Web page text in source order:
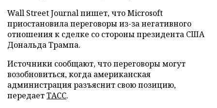
Wall Street Journal пишет, что Microsoft
приостановила переговоры из-за негативного
отношения к сделке со стороны президента США
Дональда Трампа.
Источники сообщают, что переговоры могут
возобновиться, когда американская
администрация разъяснит свою позицию,
передаетТАСС.